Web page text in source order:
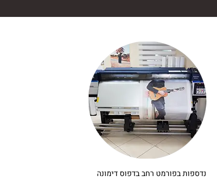
נדספות בפורמט רחב בדפוס דימונה